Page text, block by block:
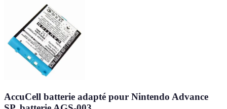
AccuCell batterie adapté pour Nintendo Advance